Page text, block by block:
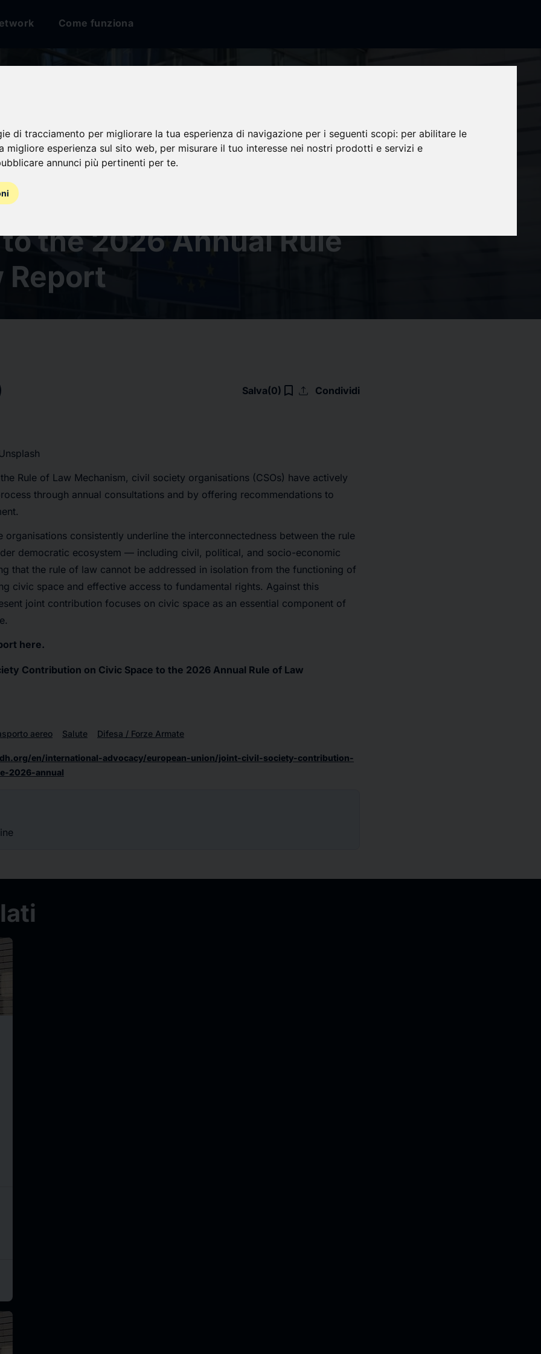
di tracciamento per migliorare la tua esperienza di navigazione per i seguenti scopi: per abilitare le
migliore esperienza sul sito web, per misurare il tuo interesse nei nostri prodotti e servizi e
annunci più pertinenti per te.
Come funziona
Union: Joint civil
contribution on civic
the 2026 Annual Rule
Report
Salva(0) bookmark_border upload Condividi
Rule of Law Mechanism, civil society organisations (CSOs) have actively
through annual consultations and by offering recommendations to
organisations consistently underline the interconnectedness between the rule
democratic ecosystem — including civil, political, and socio-economic
that the rule of law cannot be addressed in isolation from the functioning of
civic space and effective access to fundamental rights. Against this
joint contribution focuses on civic space as an essential component of
here.
Contribution on Civic Space to the 2026 Annual Rule of Law
aereo Salute Difesa / Forze Armate
en/international-advocacy/european-union/joint-civil-society-contribution-
2026-annual